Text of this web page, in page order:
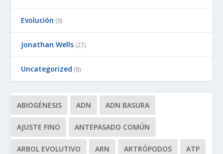
Evolución (9)
Jonathan Wells (27)
Uncategorized (8)
ABIOGÉNESIS ADN ADN BASURA
AJUSTE FINO ANTEPASADO COMÚN
ARBOL EVOLUTIVO ARN ARTRÓPODOS ATP